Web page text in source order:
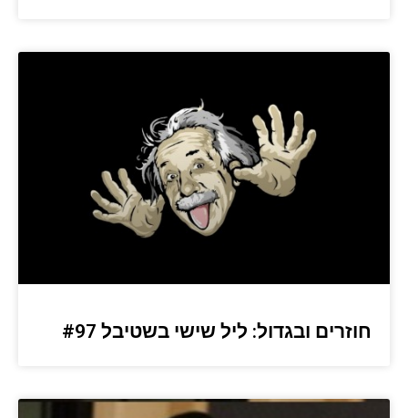
חוזרים ובגדול: ליל שישי בשטיבל #97